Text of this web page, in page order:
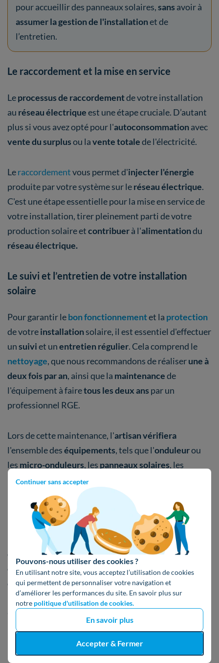
Continuer sans accepter
Pouvons-nous utiliser des cookies ?
En utilisant notre site, vous acceptez l’utilisation de cookies
qui permettent de personnaliser votre navigation et
d’améliorer les performances du site. En savoir plus sur
notre politique d'utilisation de cookies.
En savoir plus
Accepter & Fermer
pour accueillir des panneaux solaires,sans avoir à
assumer la gestion de l'installationet de
l’entretien.
Le raccordement et la mise en service
Leprocessus de raccordementde votre installation
au réseau électriqueest une étape cruciale. D’autant
plus si vous avez opté pour l'autoconsommationavec
vente du surplusou lavente totalede l'électricité.
Leraccordementvous permet d'injecter l'énergie
produite par votre système sur leréseau électrique.
C'est une étape essentielle pour la mise en service de
votre installation, tirer pleinement parti de votre
production solaire etcontribuerà l'alimentationdu
réseau électrique.
Le suivi et l’entretien de votre installation
solaire
Pour garantir lebon fonctionnementet la protection
de votreinstallationsolaire, il est essentiel d'effectuer
unsuiviet unentretien régulier. Cela comprend le
nettoyage, que nous recommandons de réaliserune à
deux fois par an, ainsi que la maintenancede
l'équipement à fairetous les deux ans par un
professionnel RGE.
Lors de cette maintenance, l'artisanvérifiera
l'ensemble deséquipements, tels que l'onduleurou
les micro-onduleurs, les panneaux solaires, les
batteries, etc. Il s'agit d'une
prévenirles
dysfonctionnements
potentiels etd'éviter des dépannages urgents.
Il est important de soulignerque cesgestes
d'entretienrégulierassurentlaperformance
optimale
de votre installation et prolongent la durée
de viede votre matériel.
Quel est le prix pour une installation
pour une maison de 200 m² ?
Le coût d’une installation varie en fonction de ces